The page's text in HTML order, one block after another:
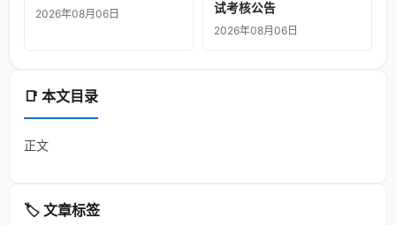
📑 本文目录
正文
🏷️ 文章标签
2026年08月06日
试考核公告
2026年08月06日